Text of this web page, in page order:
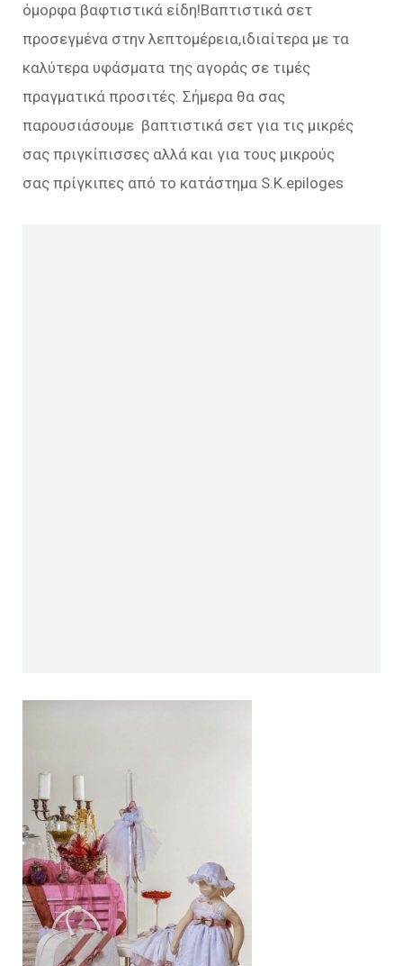
όμορφα βαφτιστικά είδη!Βαπτιστικά σετ
προσεγμένα στην λεπτομέρεια,ιδιαίτερα με τα
καλύτερα υφάσματα της αγοράς σε τιμές
πραγματικά προσιτές. Σήμερα θα σας
παρουσιάσουμε βαπτιστικά σετ για τις μικρές
σας πριγκίπισσες αλλά και για τους μικρούς
σας πρίγκιπες από το κατάστημα S.K.epiloges